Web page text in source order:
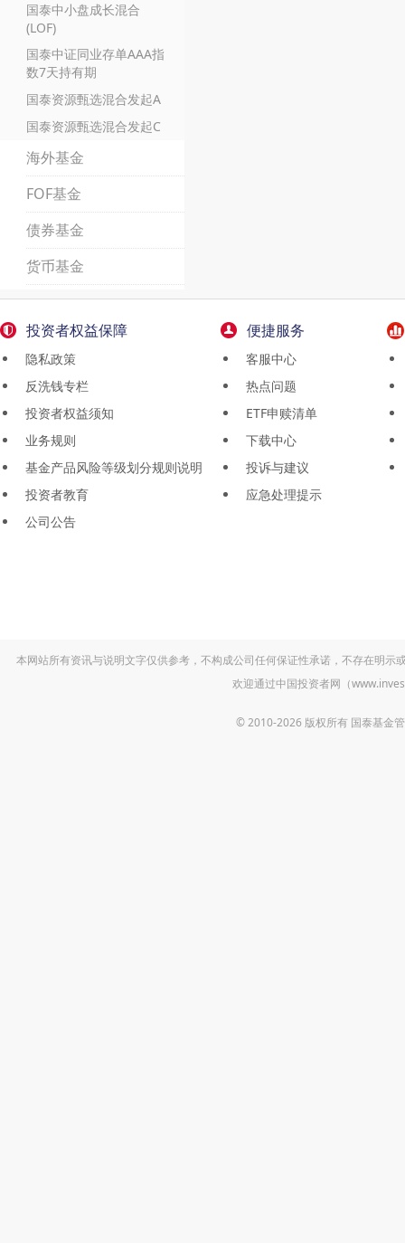
国泰中小盘成长混合
(LOF)
国泰中证同业存单AAA指
数7天持有期
国泰资源甄选混合发起A
国泰资源甄选混合发起C
海外基金
FOF基金
债券基金
货币基金
投资者权益保障
隐私政策
反洗钱专栏
投资者权益须知
业务规则
基金产品风险等级划分规则说明
投资者教育
公司公告
便捷服务
客服中心
热点问题
ETF申赎清单
下载中心
投诉与建议
应急处理提示
本网站所有资讯与说明文字仅供参考，不构成公司任何保证性承诺，不存在明
欢迎通过中国投资者网（
© 2010-2026 版权所有 国泰基金